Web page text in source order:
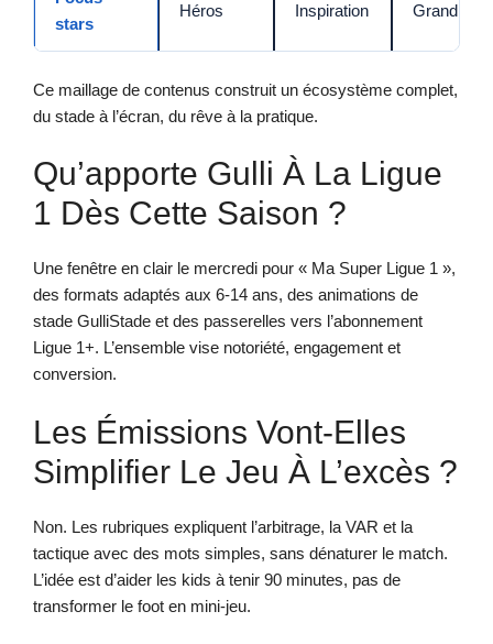
stars
Héros Inspiration Grand
Ce maillage de contenus construit un écosystème complet,
du stade à l’écran, du rêve à la pratique.
Qu’apporte Gulli À La Ligue
1 Dès Cette Saison ?
Une fenêtre en clair le mercredi pour « Ma Super Ligue 1 »,
des formats adaptés aux 6-14 ans, des animations de
stade GulliStade et des passerelles vers l’abonnement
Ligue 1+. L’ensemble vise notoriété, engagement et
conversion.
Les Émissions Vont-Elles
Simplifier Le Jeu À L’excès ?
Non. Les rubriques expliquent l’arbitrage, la VAR et la
tactique avec des mots simples, sans dénaturer le match.
L’idée est d’aider les kids à tenir 90 minutes, pas de
transformer le foot en mini-jeu.